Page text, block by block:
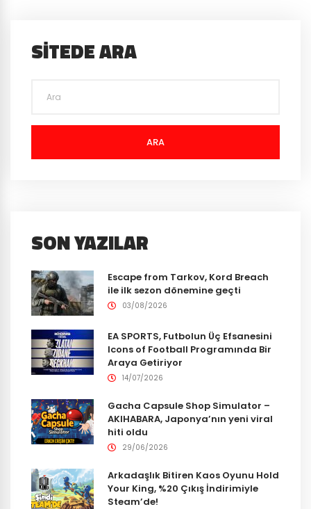
SITEDE ARA
ARA
SON YAZILAR
Escape from Tarkov, Kord Breach
ile ilk sezon dönemine geçti
03/08/2026
EA SPORTS, Futbolun Üç Efsanesini
Icons of Football Programında Bir
Araya Getiriyor
14/07/2026
Gacha Capsule Shop Simulator –
AKIHABARA, Japonya’nın yeni viral
hiti oldu
29/06/2026
Arkadaşlık Bitiren Kaos Oyunu Hold
Your King, %20 Çıkış İndirimiyle
Steam’de!